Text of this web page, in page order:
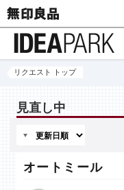
リクエスト トップ
見直し中
オートミール